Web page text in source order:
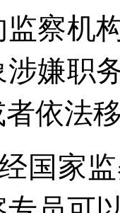
机构
嫌职
依法
家监